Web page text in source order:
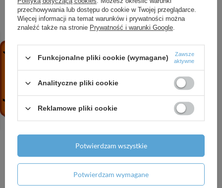
POLECAMY
CX80 Cleaner 500 ml –
Koncentrat czyszcząco-
odtłuszczający do metalu,
plastiku i lakieru
20,09 zł / szt.
NORMATEK One Shot
Owoce Leśne
neutralizator zapachów
600 ml
17,99 zł / szt.
przechowywania lub dostępu do cookie w Twojej przeglądarce.
Więcej informacji na temat warunków i prywatności można
znaleźć także na stronie Prywatność i warunki Google.
Funkcjonalne pliki cookie (wymagane)
Zawsze
aktywne
Analityczne pliki cookie
Reklamowe pliki cookie
Potwierdzam wymagane
Potwierdzam wszystkie